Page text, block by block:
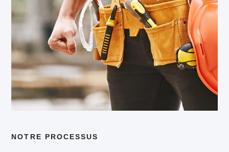
NOTRE PROCESSUS